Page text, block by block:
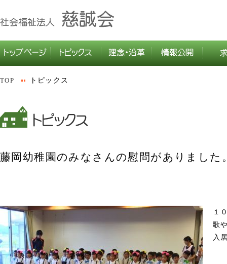
TOP トピックス
藤岡幼稚園のみなさんの慰問がありました
１
歌
入